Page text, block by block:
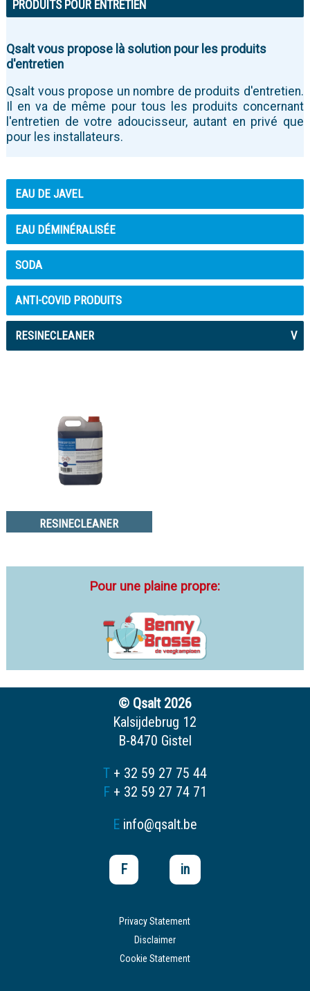
PRODUITS POUR ENTRETIEN
Qsalt vous propose là solution pour les produits
d'entretien
Qsalt vous propose un nombre de produits d'entretien.
Il en va de même pour tous les produits concernant
l'entretien de votre adoucisseur, autant en privé que
pour les installateurs.
EAU DE JAVEL
EAU DÉMINÉRALISÉE
SODA
ANTI-COVID PRODUITS
RESINECLEANER V
RESINECLEANER
Pour une plaine propre:
© Qsalt 2026
Kalsijdebrug 12
B-8470 Gistel
T + 32 59 27 75 44
F+ 32 59 27 74 71
E info@qsalt.be
F in
Privacy Statement
Disclaimer
Cookie Statement